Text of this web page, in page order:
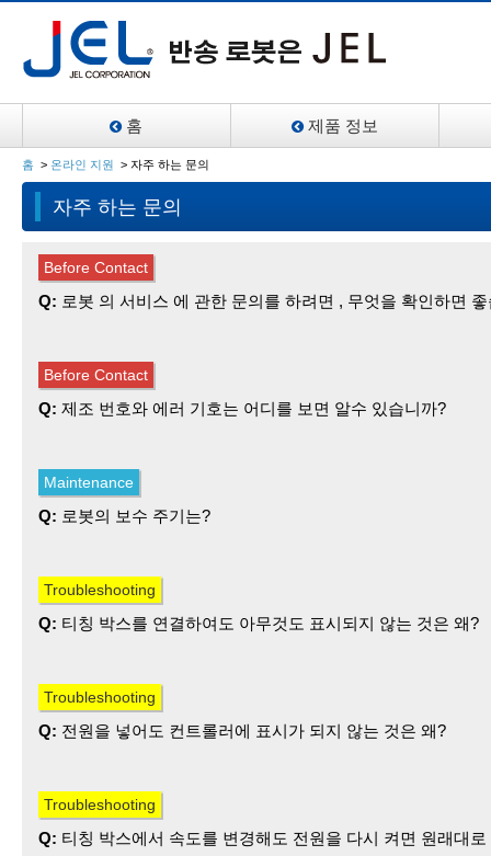
홈 제품 정보
홈 > 온라인 지원 > 자주 하는 문의
자주 하는 문의
Q: 로봇 의 서비스 에 관한 문의를 하려면 , 무엇을 확인하면
A:우선 제조 번호(6~8자리수의 숫자)를 확인해 주십시오.
에러 의 경우는, 에러 기호 및 에러의 내용에 대해 알려 주세요.
Q: 제조 번호와 에러 기호는 어디를 보면 알수 있습니까?
A:제조 번호(6자리수에서 8자리수의 숫자)는, 주로 로봇/얼
LED 디스플레이 가 있는 면에 표기되고 있습니다.
에러 기호는 콘트롤러 의 LED 디스플레이 에 표시됩니다.
Q: 로봇의 보수 주기는?
A:기종에 따라 다릅니다만, 점검은 매년 실시하도록 하십시
출하 시에 첨부한 보수 점검 메뉴얼을 참조하시기 바랍니다.
Q: 티칭 박스를 연결하여도 아무것도 표시되지 않는 것은 왜?
A:컨트롤러의 설정과 상태를 확인하여 주십시오.
R/T 전환 스위치가 T로 되어 있는지 확인하여 주십시오.
RS232C 케이블을 제거하여 주십시오.
Q: 전원을 넣어도 컨트롤러에 표시가 되지 않는 것은 왜?
A:공급 전원이 사양과 같은 전원인지 확인하여 주십시오.
EMG 단자가 열려 있으면 전원이 공급되지 않습니다.
인터록 및 전원 공급 순서를 사양서에서 확인하시기 바랍니다.
Q: 티칭 박스에서 속도를 변경해도 전원을 다시 켜면 원래대